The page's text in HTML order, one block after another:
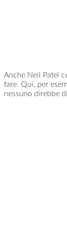
Anche Neil Patel
fare. Qui, per
nessuno direbbe